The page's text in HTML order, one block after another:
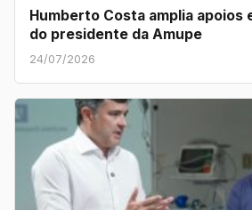
Humberto Costa amplia
do presidente da Amupe
24/07/2026